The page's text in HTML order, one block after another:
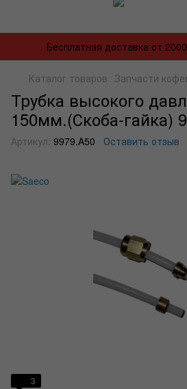
Бесплатная доставка от
Каталог товаров Запчасти
Трубка высокого
150мм.(Скоба-гайка)
Артикул: 9979.A50 Оставить отзыв
3